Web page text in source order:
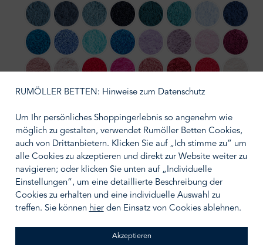
306 Bluestone307 Denim309 Atlantic314 Navy 320 Duck 325 Dragonfly330 Powder Blue
332
336 Ocean364 Regatta370 Turquoise383 Zanzibar430 Lupin 440 Orchid501 Pink Lady
514
795 Mustang803 Popcorn830 Banane840 Gold850 Safran870 Curcuma
920 Gris930
940 Atmosphere
950 Cloud990 Black992 Platinum997 Volcan
Größe wählen auswählen
RUMÖLLER BETTEN: Hinweise zum Datenschutz
Um Ihr persönliches Shoppingerlebnis so angenehm wie
möglich zu gestalten, verwendet Rumöller Betten Cookies,
auch von Drittanbietern. Klicken Sie auf „Ich stimme zu“ um
alle Cookies zu akzeptieren und direkt zur Website weiter zu
navigieren; oder klicken Sie unten auf „Individuelle
Einstellungen“, um eine detaillierte Beschreibung der
Cookies zu erhalten und eine individuelle Auswahl zu
treffen. Sie können hierden Einsatz von Cookies ablehnen.
Akzeptieren